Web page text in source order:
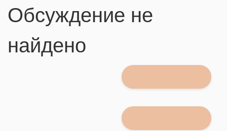
Обсуждение не
найдено